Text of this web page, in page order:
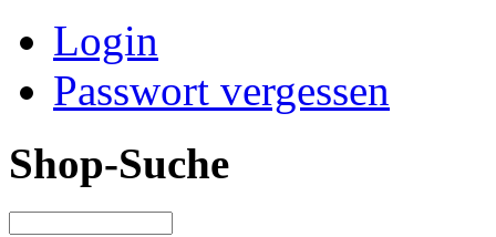
Login
Passwort vergessen
Shop-Suche